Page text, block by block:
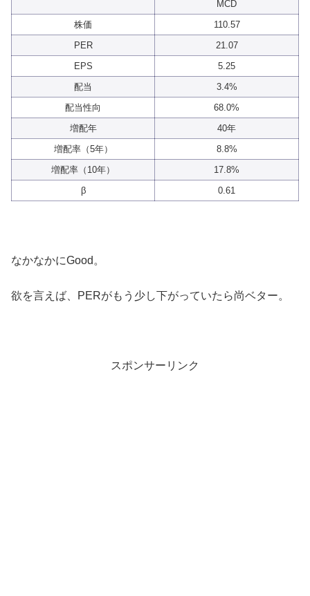
MCD
株価
110.57
PER
21.07
EPS
5.25
配当
3.4%
配当性向
68.0%
増配年
40年
増配率（5年）
8.8%
増配率（10年）
17.8%
β
0.61
なかなかにGood。
欲を言えば、PERがもう少し下がっていたら尚ベター。
スポンサーリンク